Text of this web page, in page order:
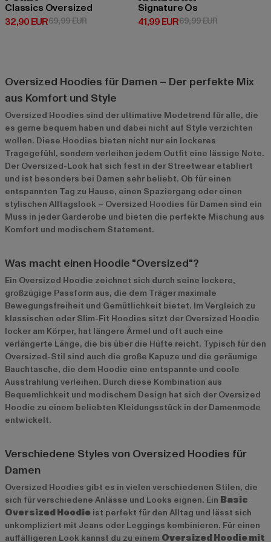
Classics Oversized
32,90 EUR
Derzeitiger Preis: 32,90 EUR
69,99 EURAktionspreis: 69,99 EUR
Signature Os
41,99 EUR
Derzeitiger Preis: 41,99 EUR
69,99 EURAktionspreis:
Oversized Hoodies für Damen – Der perfekte Mix
aus Komfort und Style
Oversized Hoodies sind der ultimative Modetrend für alle, die
es gerne bequem haben und dabei nicht auf Style verzichten
wollen. Diese Hoodies bieten nicht nur ein lockeres
Tragegefühl, sondern verleihen jedem Outfit eine lässige Note.
Der Oversized-Look hat sich fest in der Streetwear etabliert
und ist besonders bei Damen sehr beliebt. Ob für einen
entspannten Tag zu Hause, einen Spaziergang oder einen
stylischen Alltagslook – Oversized Hoodies für Damen sind ein
Muss in jeder Garderobe und bieten die perfekte Mischung aus
Komfort und modischem Statement.
Was macht einen Hoodie "Oversized"?
Ein Oversized Hoodie zeichnet sich durch seine lockere,
großzügige Passform aus, die dem Träger maximale
Bewegungsfreiheit und Gemütlichkeit bietet. Im Vergleich zu
klassischen oder Slim-Fit Hoodies sitzt der Oversized Hoodie
locker am Körper, hat längere Ärmel und oft auch eine
verlängerte Länge, die bis über die Hüfte reicht. Typisch für den
Oversized-Stil sind auch die große Kapuze und die geräumige
Bauchtasche, die dem Hoodie eine entspannte und coole
Ausstrahlung verleihen. Durch diese Kombination aus
Bequemlichkeit und modischem Design hat sich der Oversized
Hoodie zu einem beliebten Kleidungsstück in der Damenmode
entwickelt.
Verschiedene Styles von Oversized Hoodies für
Damen
Oversized Hoodies gibt es in vielen verschiedenen Stilen, die
sich für verschiedene Anlässe und Looks eignen. Ein Basic
Oversized Hoodie ist perfekt für den Alltag und lässt sich
unkompliziert mit Jeans oder Leggings kombinieren. Für einen
auffälligeren Look kannst du zu einem Oversized Hoodie mit